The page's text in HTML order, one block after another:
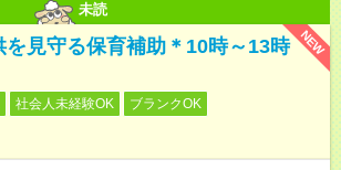
未読
NEW
を見守る保育補助＊10時～13時
社会人未経験OK
ブランクOK